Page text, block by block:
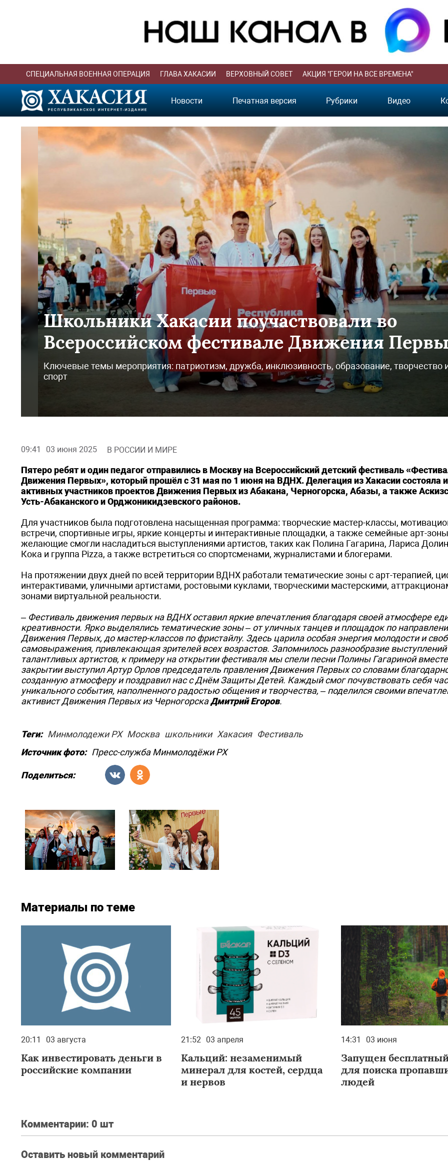
СПЕЦИАЛЬНАЯ ВОЕННАЯ ОПЕРАЦИЯ ГЛАВА ХАКАСИИ ВЕРХОВНЫЙ СОВЕТ АКЦИЯ "ГЕРОИ НА ВСЕ ВРЕМЕНА"
Новости Печатная версия Рубрики Видео
Школьники Хакасии поучаствовали во
Всероссийском фестивале Движения
Ключевые темы мероприятия: патриотизм, дружба, инклюзивность, образование, творчество
спорт
09:41 03 июня 2025 В РОССИИ И МИРЕ
Пятеро ребят и один педагог отправились в Москву на Всероссийский детский фестиваль
Движения Первых», который прошёл с 31 мая по 1 июня на ВДНХ. Делегация из Хакасии состояла
активных участников проектов Движения Первых из Абакана, Черногорска, Абазы, а также
Усть-Абаканского и Орджоникидзевского районов.
Для участников была подготовлена насыщенная программа: творческие мастер-классы,
встречи, спортивные игры, яркие концерты и интерактивные площадки, а также семейные арт-
желающие смогли насладиться выступлениями артистов, таких как Полина Гагарина, Лариса
Кока и группа Pizza, а также встретиться со спортсменами, журналистами и блогерами.
На протяжении двух дней по всей территории ВДНХ работали тематические зоны с арт-терапией,
интерактивами, уличными артистами, ростовыми куклами, творческими мастерскими,
зонами виртуальной реальности.
– Фестиваль движения первых на ВДНХ оставил яркие впечатления благодаря своей атмосфере
креативности. Ярко выделялись тематические зоны – от уличных танцев и площадок по
Движения Первых, до мастер-классов по фристайлу. Здесь царила особая энергия молодости и
самовыражения, привлекающая зрителей всех возрастов. Запомнилось разнообразие выступлений
талантливых артистов, к примеру на открытии фестиваля мы спели песни Полины Гагариной
закрытии выступил Артур Орлов председатель правления Движения Первых со словами
созданную атмосферу и поздравил нас с Днём Защиты Детей. Каждый смог почувствовать себя
уникального события, наполненного радостью общения и творчества, – поделился своими
активист Движения Первых из ЧерногорскаДмитрий Егоров.
Теги: Минмолодежи РХ Москва школьники Хакасия Фестиваль
Источник фото: Пресс-служба Минмолодёжи РХ
Поделиться:
Материалы по теме
20:11 03 августа
Как инвестировать деньги в
российские компании
21:52 03 апреля
Кальций: незаменимый
минерал для костей, сердца
и нервов
14:31 03 июня
Запущен
для поиска
людей
Комментарии: 0 шт
Оставить новый комментарий